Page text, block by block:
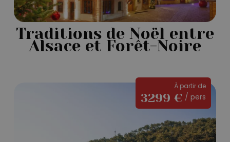
Traditions de Noël entre
Alsace et Forêt-Noire
culture
modernité
À partir de
3299 € / pers